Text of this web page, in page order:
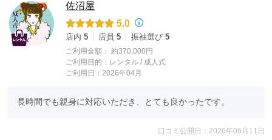
佐沼屋
5.0
店内 5 店員 5 振袖選び 5
ご利用金額： 約370,000円
ご利用目的： レンタル / 成人式
ご利用日：2026年04月
長時間でも親身に対応いただき、とても良かったです。
口コミ公開日：2026年06月11日